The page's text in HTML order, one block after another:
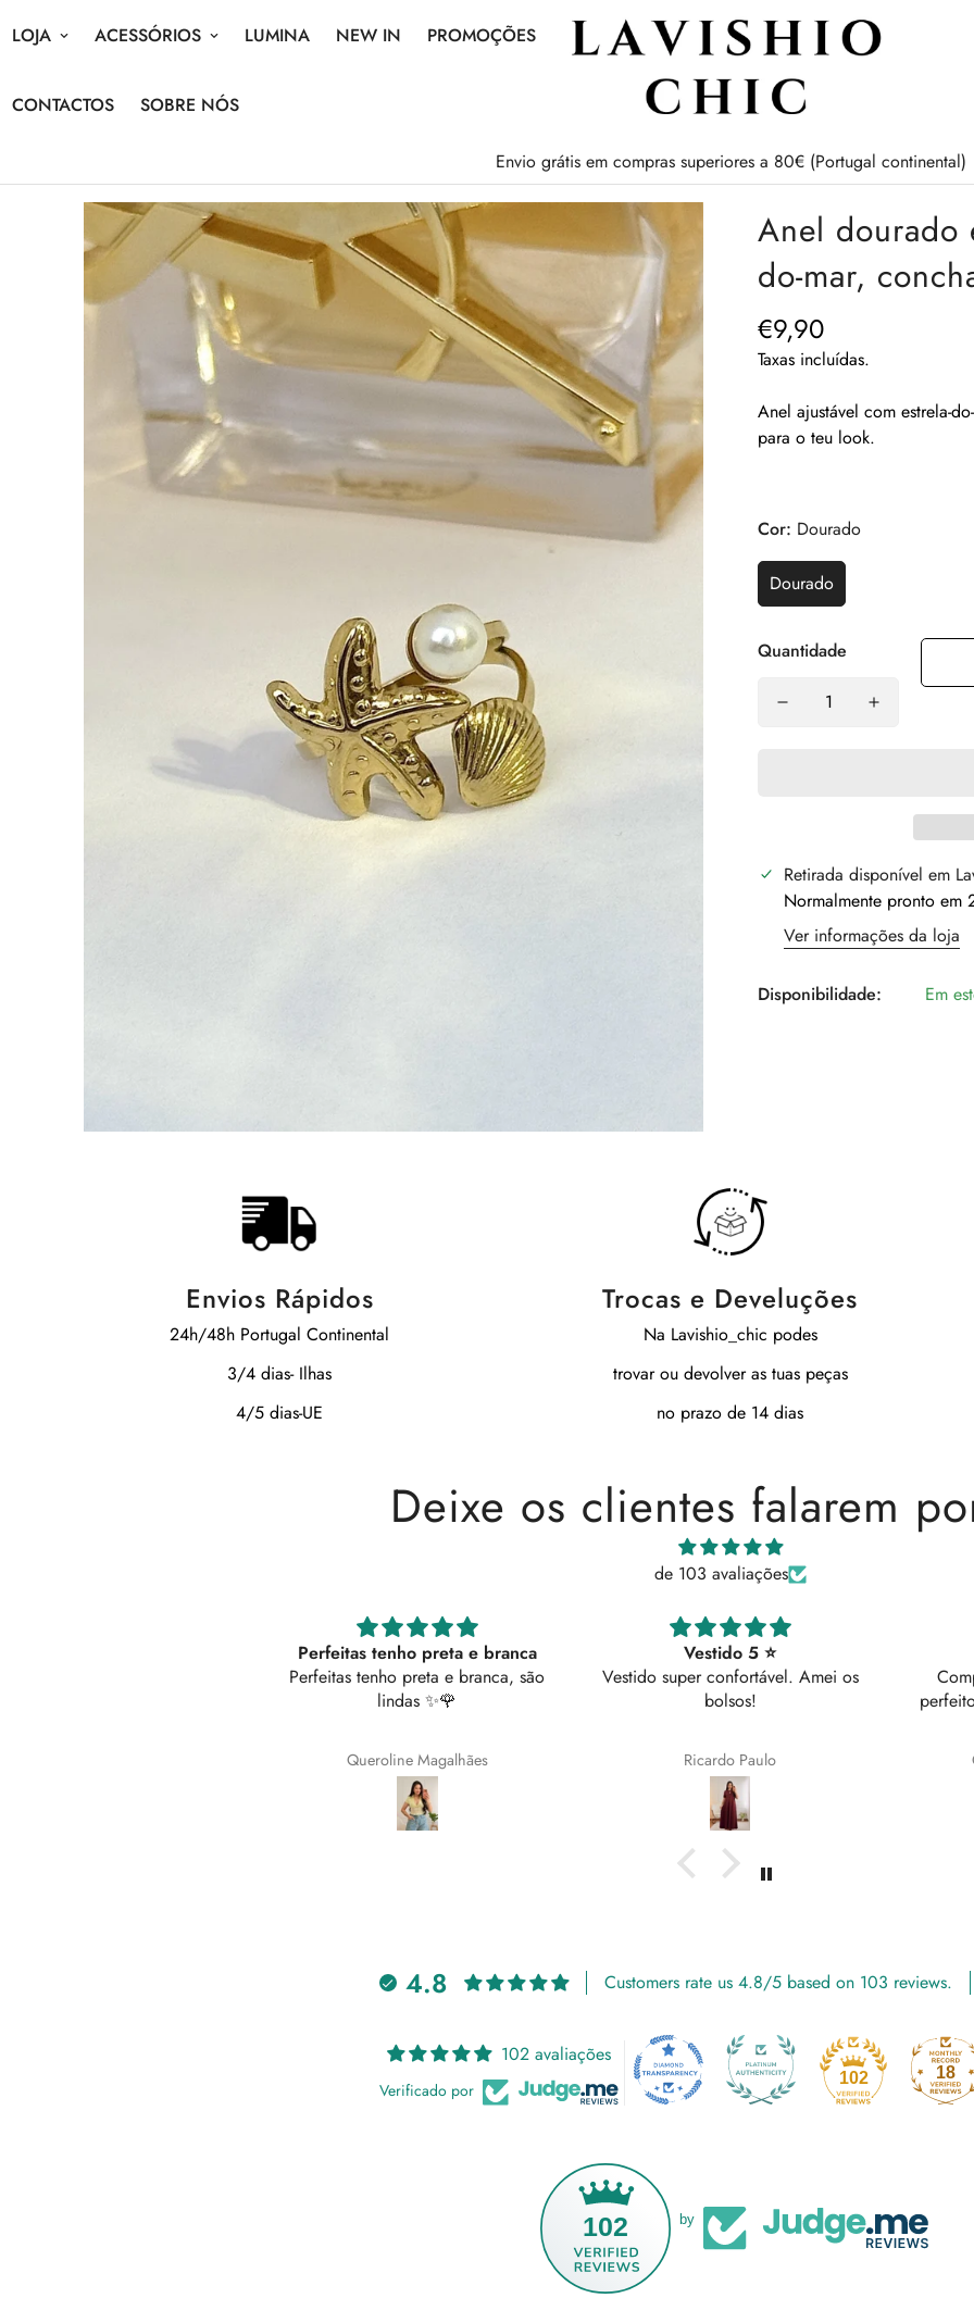
LOJA ACESSÓRIOS LUMINA NEW IN PROMOÇÕES
CONTACTOS SOBRE NÓS
Envio grátis em compras superiores a 80€ (Portugal continental)
Anel dourado
do-mar,
Preço
regular
€9,90
Taxas incluídas.
Anel ajustável com estrela-
para o teu look.
Cor: Dourado
Dourado
Quantidade
Retirada disponível em
Normalmente pronto em
Ver informações da loja
Disponibilidade: Em
Envios Rápidos
24h/48h Portugal Continental
3/4 dias- Ilhas
4/5 dias-UE
Trocas e Develuções
Na Lavishio_chic podes
trovar ou devolver as tuas peças
no prazo de 14 dias
Deixe os clientes falarem
de 103 avaliações
Vestido 5 ⭐
Vestido super confortável. Amei os
bolsos!
Ricardo Paulo
Comprei o preto
Comprei o preto, ficou lindo
perfeito para qualquer ocasião ✨️
Queroline Magalhães
4.8 Customers rate us 4.8/5 based on 103 reviews.
102 avaliações
Verificado por
102 18
102 by